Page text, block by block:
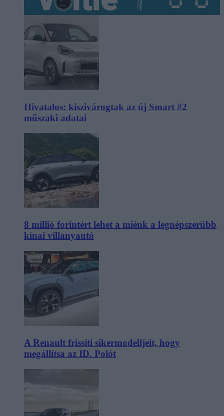
Hivatalos: kiszivárogtak az új Smart #2
műszaki adatai
8 millió forintért lehet a miénk a legnépszerűbb
kínai villanyautó
A Renault frissíti sikermodelljeit, hogy
megállítsa az ID. Polót